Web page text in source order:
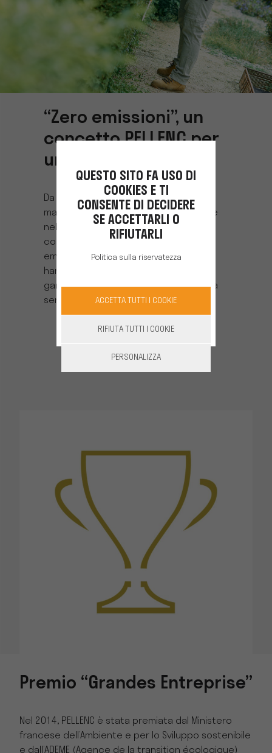
“Zero emissioni”, un
concetto PELLENC per
una realtà positiva
Da più di 10 anni PELLENC investe
massicciamente nella progettazione e
nella fabbricazione di una gamma
completa di utensili a batteria “Zero
emissioni". Oggi tutti i nostri modelli
hanno le stesse prestazioni (potenza,
gamma) dei loro equivalenti termici ma
senza emissioni dirette di CO2.
Premio “Grandes Entreprise”
Nel 2014, PELLENC è stata premiata dal Ministero
francese dell’Ambiente e per lo Sviluppo sostenibile
e dall’ADEME (Agence de la transition écologique)
QUESTO SITO FA USO DI
COOKIES E TI
CONSENTE DI DECIDERE
SE ACCETTARLI O
RIFIUTARLI
Politica sulla riservatezza
ACCETTA TUTTI I COOKIE
RIFIUTA TUTTI I COOKIE
PERSONALIZZA